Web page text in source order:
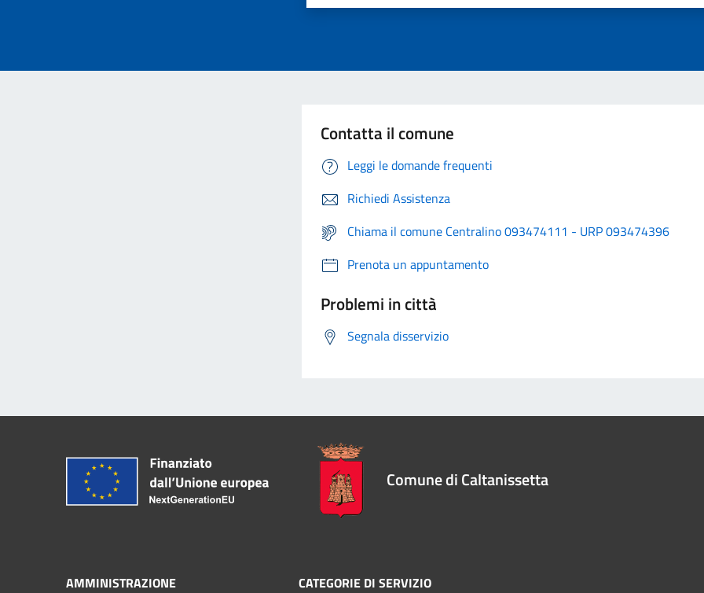
Contatta il comune
Leggi le domande frequenti
Richiedi Assistenza
Chiama il comune Centralino 093474111 - URP 093474396
Prenota un appuntamento
Problemi in città
Segnala disservizio
Comune di Caltanissetta
AMMINISTRAZIONE CATEGORIE DI SERVIZIO